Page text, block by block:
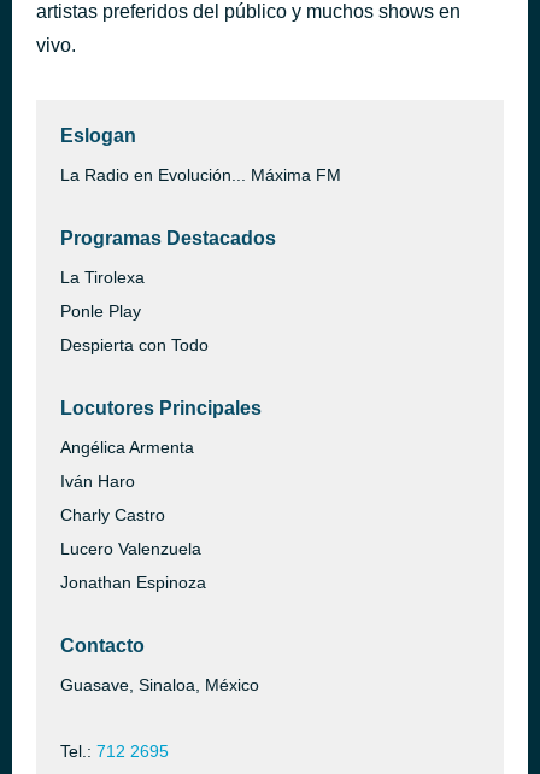
artistas preferidos del público y muchos shows en
vivo.
Eslogan
La Radio en Evolución... Máxima FM
Programas Destacados
La Tirolexa
Ponle Play
Despierta con Todo
Locutores Principales
Angélica Armenta
Iván Haro
Charly Castro
Lucero Valenzuela
Jonathan Espinoza
Contacto
Guasave, Sinaloa, México
Tel.: 712 2695